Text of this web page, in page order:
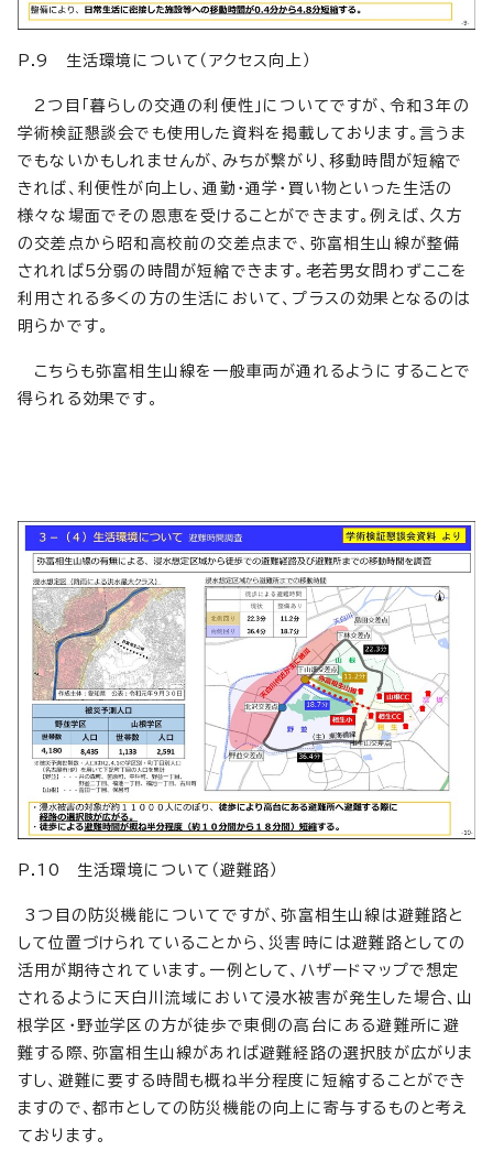
P.9 生活環境について（アクセス向上）
2つ目「暮らしの交通の利便性」についてですが、令和3年の
学術検証懇談会でも使用した資料を掲載しております。言うま
でもないかもしれませんが、みちが繋がり、移動時間が短縮で
きれば、利便性が向上し、通勤・通学・買い物といった生活の
様々な場面でその恩恵を受けることができます。例えば、久方
の交差点から昭和高校前の交差点まで、弥富相生山線が整備
されれば5分弱の時間が短縮できます。老若男女問わずここを
利用される多くの方の生活において、プラスの効果となるのは
明らかです。
こちらも弥富相生山線を一般車両が通れるようにすることで
得られる効果です。
P.10 生活環境について（避難路）
3つ目の防災機能についてですが、弥富相生山線は避難路と
して位置づけられていることから、災害時には避難路としての
活用が期待されています。一例として、ハザードマップで想定
されるように天白川流域において浸水被害が発生した場合、山
根学区・野並学区の方が徒歩で東側の高台にある避難所に避
難する際、弥富相生山線があれば避難経路の選択肢が広がりま
すし、避難に要する時間も概ね半分程度に短縮することができ
ますので、都市としての防災機能の向上に寄与するものと考え
ております。